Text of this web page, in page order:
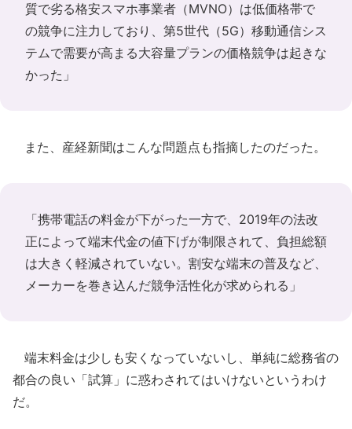
質で劣る格安スマホ事業者（MVNO）は低価格帯で
の競争に注力しており、第5世代（5G）移動通信シス
テムで需要が高まる大容量プランの価格競争は起きな
かった」
また、産経新聞はこんな問題点も指摘したのだった。
「携帯電話の料金が下がった一方で、2019年の法改
正によって端末代金の値下げが制限されて、負担総額
は大きく軽減されていない。割安な端末の普及など、
メーカーを巻き込んだ競争活性化が求められる」
端末料金は少しも安くなっていないし、単純に総務省の
都合の良い「試算」に惑わされてはいけないというわけ
だ。